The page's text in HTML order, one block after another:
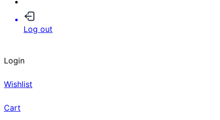
Log out
Login
Wishlist
Cart